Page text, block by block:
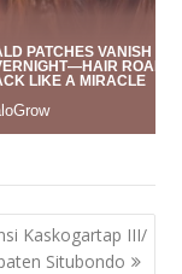
Kaskogartap III/
Situbondo